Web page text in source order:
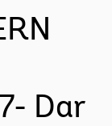
Dar